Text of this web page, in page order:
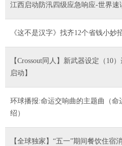
江西启动防汛四级应急响应-世界速
《这不是汉字》找齐12个省钱小妙
【Crossout同人】新武器设定（10
启动】
环球播报:命运交响曲的主题曲（命
绍）
【全球独家】“五一”期间餐饮住宿